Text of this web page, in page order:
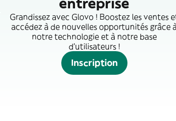
entreprise
Grandissez avec Glovo ! Boostez les ventes
accédez à de nouvelles opportunités grâce à
notre technologie et à notre base
d'utilisateurs !
Inscription